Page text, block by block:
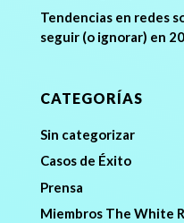
Tendencias en redes
seguir (o ignorar) en
CATEGORÍAS
Sin categorizar
Casos de Éxito
Prensa
Miembros The White